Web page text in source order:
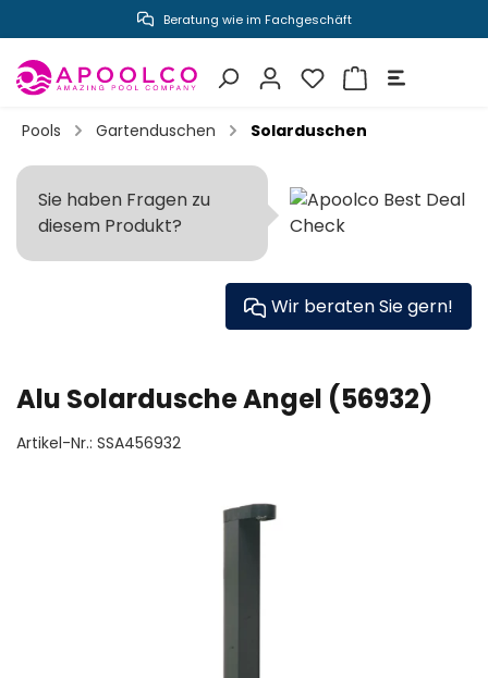
springen Beratung wie im Fachgeschäft
Pools Gartenduschen Solarduschen
Alu Solardusche Angel (56932)
Artikel-Nr.: SSA456932
Sie haben Fragen zu
diesem Produkt?
Wir beraten Sie gern!